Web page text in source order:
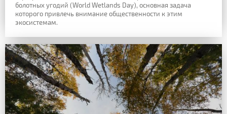
болотных угодий (World Wetlands Day), основная задача
которого привлечь внимание общественности к этим
экосистемам.